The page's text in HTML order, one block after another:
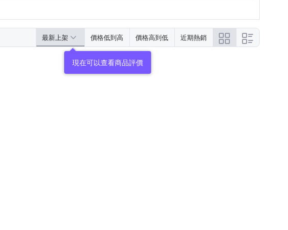
最新上架 價格低到高 價格高到低 近期熱銷
現在可以查看商品評價